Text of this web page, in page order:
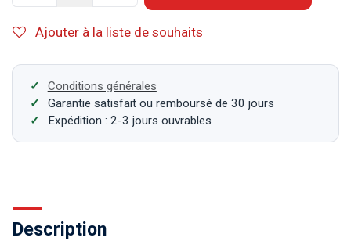
Ajouter à la liste de souhaits
Conditions générales
Garantie satisfait ou remboursé de 30 jours
Expédition : 2-3 jours ouvrables
Description